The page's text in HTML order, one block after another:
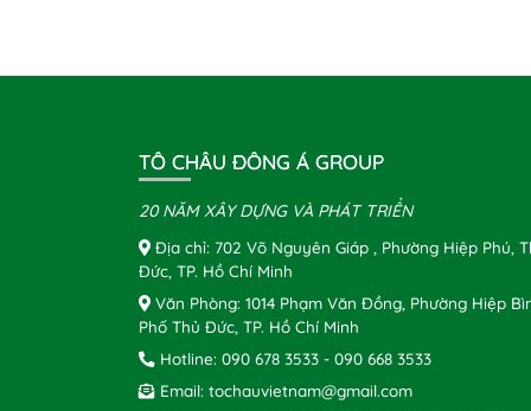
TÔ CHÂU ĐÔNG Á GROUP
20 NĂM XÂY DỰNG VÀ PHÁT TRIỂN
Địa chỉ: 702 Võ Nguyên Giáp , Phường Hiệp Phú,
Đức, TP. Hồ Chí Minh
Văn Phòng: 1014 Phạm Văn Đồng, Phường Hiệp
Phố Thủ Đức, TP. Hồ Chí Minh
Hotline: 090 678 3533 - 090 668 3533
Email: tochauvietnam@gmail.com